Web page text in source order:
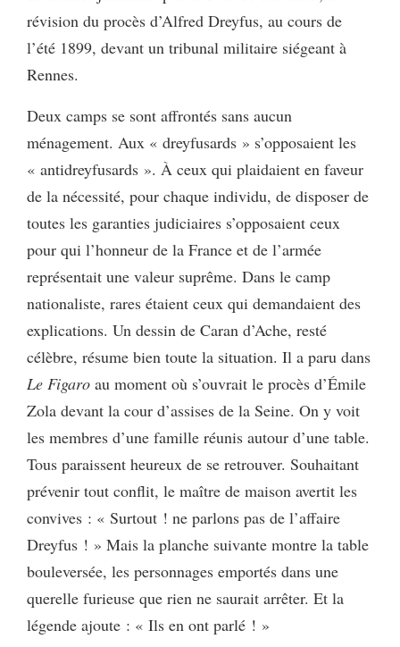
révision du procès d’Alfred Dreyfus, au cours de
l’été 1899, devant un tribunal militaire siégeant à
Rennes.
Deux camps se sont affrontés sans aucun
ménagement. Aux « dreyfusards » s’opposaient les
« antidreyfusards ». À ceux qui plaidaient en faveur
de la nécessité, pour chaque individu, de disposer de
toutes les garanties judiciaires s’opposaient ceux
pour qui l’honneur de la France et de l’armée
représentait une valeur suprême. Dans le camp
nationaliste, rares étaient ceux qui demandaient des
explications. Un dessin de Caran d’Ache, resté
célèbre, résume bien toute la situation. Il a paru dans
Le Figaro au moment où s’ouvrait le procès d’Émile
Zola devant la cour d’assises de la Seine. On y voit
les membres d’une famille réunis autour d’une table.
Tous paraissent heureux de se retrouver. Souhaitant
prévenir tout conflit, le maître de maison avertit les
convives : « Surtout ! ne parlons pas de l’affaire
Dreyfus ! » Mais la planche suivante montre la table
bouleversée, les personnages emportés dans une
querelle furieuse que rien ne saurait arrêter. Et la
légende ajoute : « Ils en ont parlé ! »